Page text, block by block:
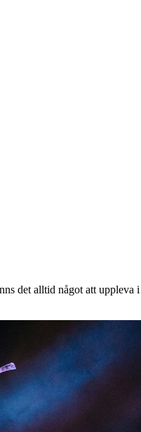
det alltid något att uppleva i